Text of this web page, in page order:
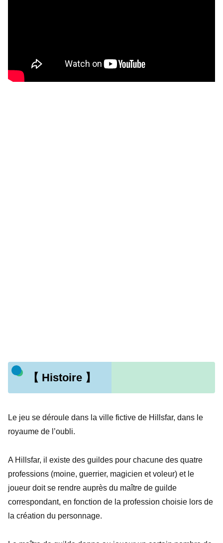
【 Histoire 】
Le jeu se déroule dans la ville fictive de Hillsfar, dans le
royaume de l’oubli.
A Hillsfar, il existe des guildes pour chacune des quatre
professions (moine, guerrier, magicien et voleur) et le
joueur doit se rendre auprès du maître de guilde
correspondant, en fonction de la profession choisie lors de
la création du personnage.